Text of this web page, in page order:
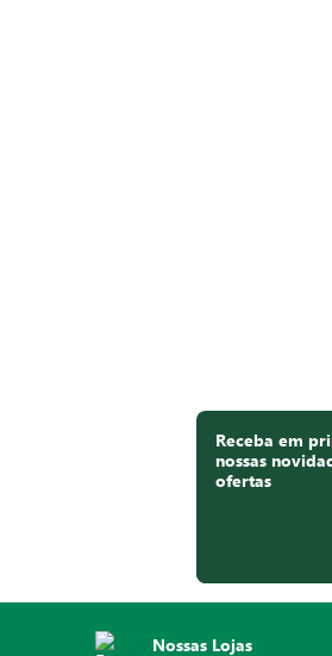
Receba em
nossas
ofertas
Nossas Lojas